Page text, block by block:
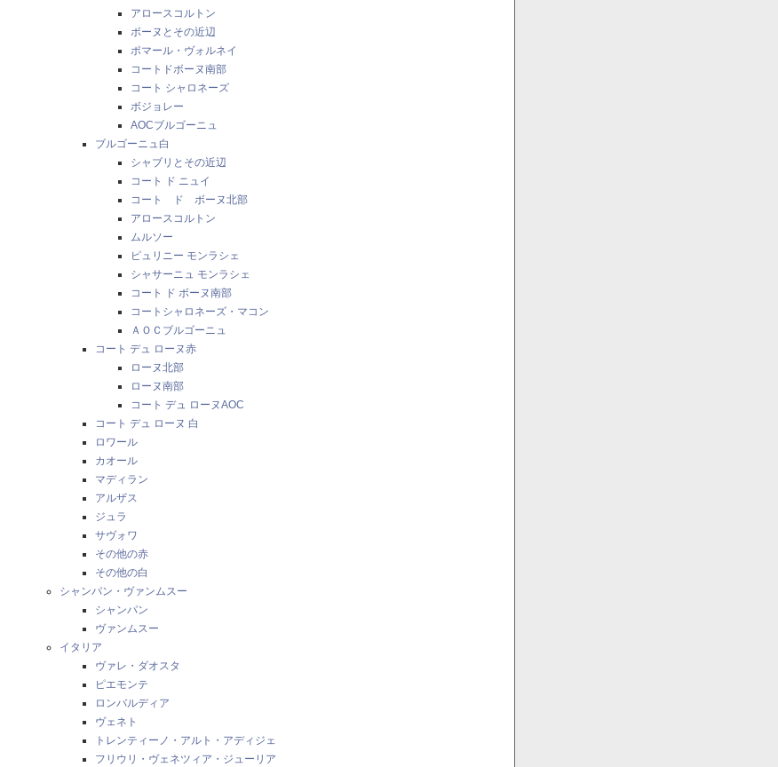
アロースコルトン
ボーヌとその近辺
ポマール・ヴォルネイ
コートドボーヌ南部
コート シャロネーズ
ボジョレー
AOCブルゴーニュ
ブルゴーニュ白
シャブリとその近辺
コート ド ニュイ
コート ド ボーヌ北部
アロースコルトン
ムルソー
ピュリニー モンラシェ
シャサーニュ モンラシェ
コート ド ボーヌ南部
コートシャロネーズ・マコン
ＡＯＣブルゴーニュ
コート デュ ローヌ赤
ローヌ北部
ローヌ南部
コート デュ ローヌAOC
コート デュ ローヌ 白
ロワール
カオール
マディラン
アルザス
ジュラ
サヴォワ
その他の赤
その他の白
シャンパン・ヴァンムスー
シャンパン
ヴァンムスー
イタリア
ヴァレ・ダオスタ
ピエモンテ
ロンバルディア
ヴェネト
トレンティーノ・アルト・アディジェ
フリウリ・ヴェネツィア・ジューリア